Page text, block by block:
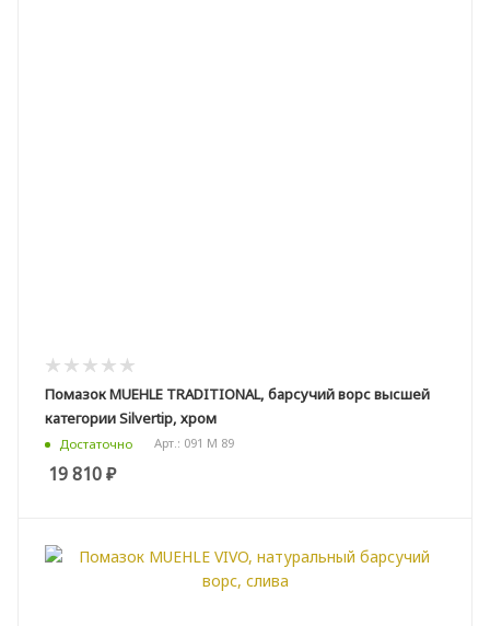
Помазок MUEHLE TRADITIONAL, барсучий ворс высшей
категории Silvertip, хром
Достаточно Арт.: 091 M 89
19 810₽